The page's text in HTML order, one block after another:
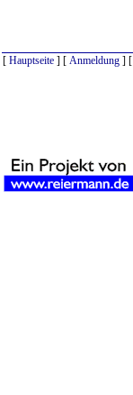
[ Hauptseite ] [ Anmeldung ] [